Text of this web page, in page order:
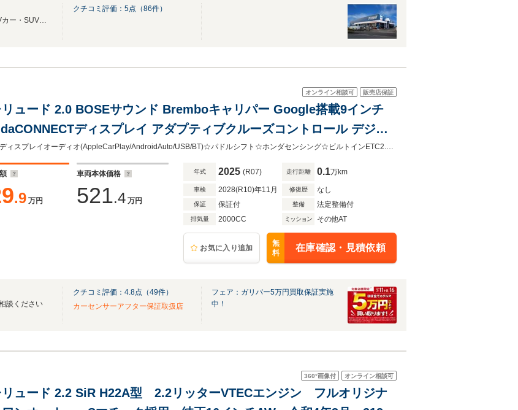
東海地区最大級の豪華装備ミニバン・HVカー・SUVなどをラインアップする大型店舗！！
クチコミ評価： 5点（86件）
オンライン相談可 販売店保証
リュード 2.0 BOSEサウンド Bremboキャリパー Google搭載9インチ
ディスプレイ アダプティブクルーズコントロール デジタ
ター ワイヤレス充電 本革シート ETC 1オーナー ホンダセンシング ☆純正ディスプレイオーディオ(AppleCarPlay/AndroidAuto/USB/BT)☆パドルシフト☆ホンダセンシング☆ビルトインETC2.0☆純正ドライブレコーダー☆シートヒーター☆ワイヤレスチャージ
.9 万円
車両本体価格
521.4 万円
年式 2025 (R07) 走行距離 0.1万km
車検 2028(R10)年11月 修復歴 なし
保証 保証付 整備 法定整備付
排気量 2000CC ミッション その他AT
お気に入り追加
無
料
在庫確認・見積依頼
談ください
クチコミ評価： 4.8点（49件）
カーセンサーアフター保証取扱店
フェア：ガリバー5万円買取保証実施
中！
360°画像付 オンライン相談可
リュード 2.2 SiR H22A型 2.2リッターVTECエンジン フルオリジナ